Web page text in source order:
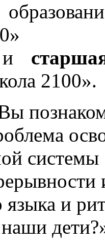
и
2100».
языка и